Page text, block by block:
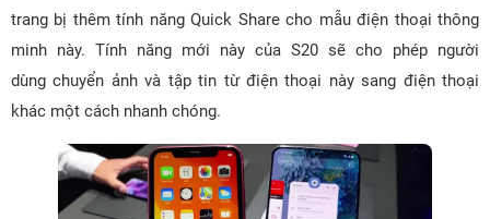
trang bị thêm tính năng Quick Share cho mẫu điện thoại thông
minh này. Tính năng mới này của S20 sẽ cho phép người
dùng chuyển ảnh và tập tin từ điện thoại này sang điện thoại
khác một cách nhanh chóng.